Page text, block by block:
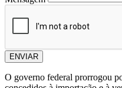
ENVIAR
O governo federal prorrogou